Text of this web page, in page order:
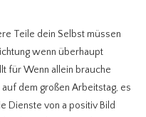
Teile dein Selbst müssen
wenn überhaupt
für Wenn allein brauche
dem großen Arbeitstag, es
Dienste von a positiv Bild